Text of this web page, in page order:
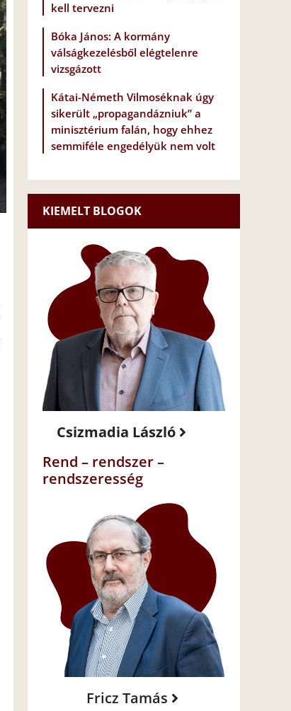
kell tervezni
Bóka János: A kormány
válságkezelésből elégtelenre
vizsgázott
Kátai-Németh Vilmoséknak úgy
sikerült „propagandázniuk” a
minisztérium falán, hogy ehhez
semmiféle engedélyük nem volt
KIEMELT BLOGOK
Csizmadia László
Rend – rendszer –
rendszeresség
Fricz Tamás